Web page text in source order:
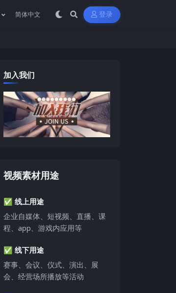
登录
加入我们
视频素材用途
✅ 线上用途
企业自媒体、短视频、直播、课
程、app、游戏内应用等
✅ 线下用途
赛事、会议、仪式、演出、展
会、经营场所播放等活动